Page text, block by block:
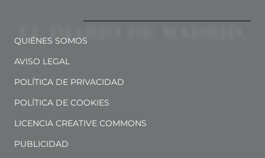
QUIÉNES SOMOS
AVISO LEGAL
POLÍTICA DE PRIVACIDAD
POLÍTICA DE COOKIES
LICENCIA CREATIVE COMMONS
PUBLICIDAD